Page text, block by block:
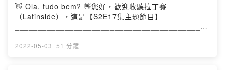
和你一起 Travel around the world by Latin sight…..
___________________________________
___________________________________
👋 Ola, tudo bem? 👋您好，歡迎收聽拉丁賽
（Latinside），這是【S2E17集主題節目】
___________________________________________
https://latin-side.com/搜尋「玻利維亞」、「哥倫比亞」
2022-05-03 · 51 分鐘